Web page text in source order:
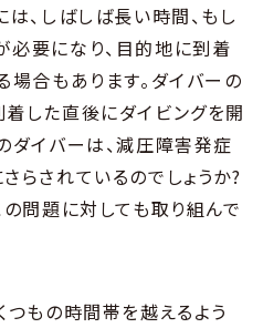
は、しばしば長い時間、もし
要になり、目的地に到着
合もあります。ダイバーの
した直後にダイビングを開
ダイバーは、減圧障害発症
らされているのでしょうか?
問題に対しても取り組んで
つもの時間帯を越えるよう